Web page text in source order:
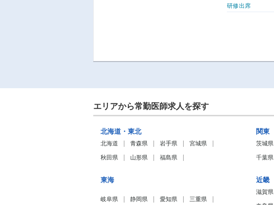
研修出席
エリアから常勤医師求人を探す
北海道・東北
北海道 青森県 岩手県 宮城県
秋田県 山形県 福島県
関東
茨城県
千葉県
東海
岐阜県 静岡県 愛知県 三重県
近畿
滋賀県